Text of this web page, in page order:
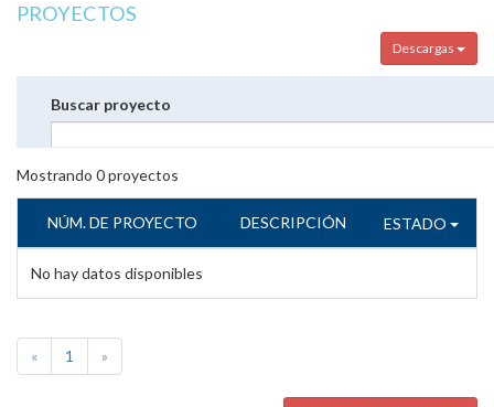
PROYECTOS
Descargas
Buscar proyecto
Mostrando 0proyectos
NÚM. DE PROYECTO DESCRIPCIÓN ESTADO
No hay datos disponibles
« 1 »